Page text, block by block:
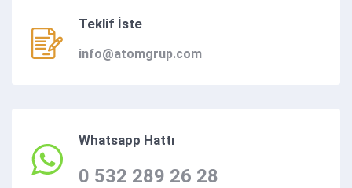
Teklif İste
info@atomgrup.com
Whatsapp Hattı
0 532 289 26 28